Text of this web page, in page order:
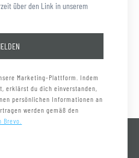
über den Link in unserem
Marketing-Plattform. Indem
erklärst du dich einverstanden,
persönlichen Informationen an
werden gemäß den